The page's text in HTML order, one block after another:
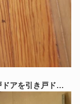
アを引き戸ドア
プ😊🏡